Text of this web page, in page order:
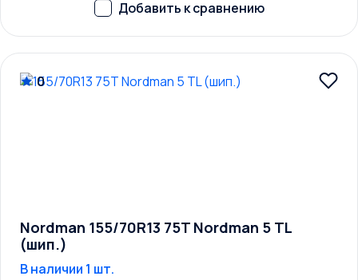
0
Nordman 155/70R13 75T Nordman 5 TL
(шип.)
В наличии 1 шт.